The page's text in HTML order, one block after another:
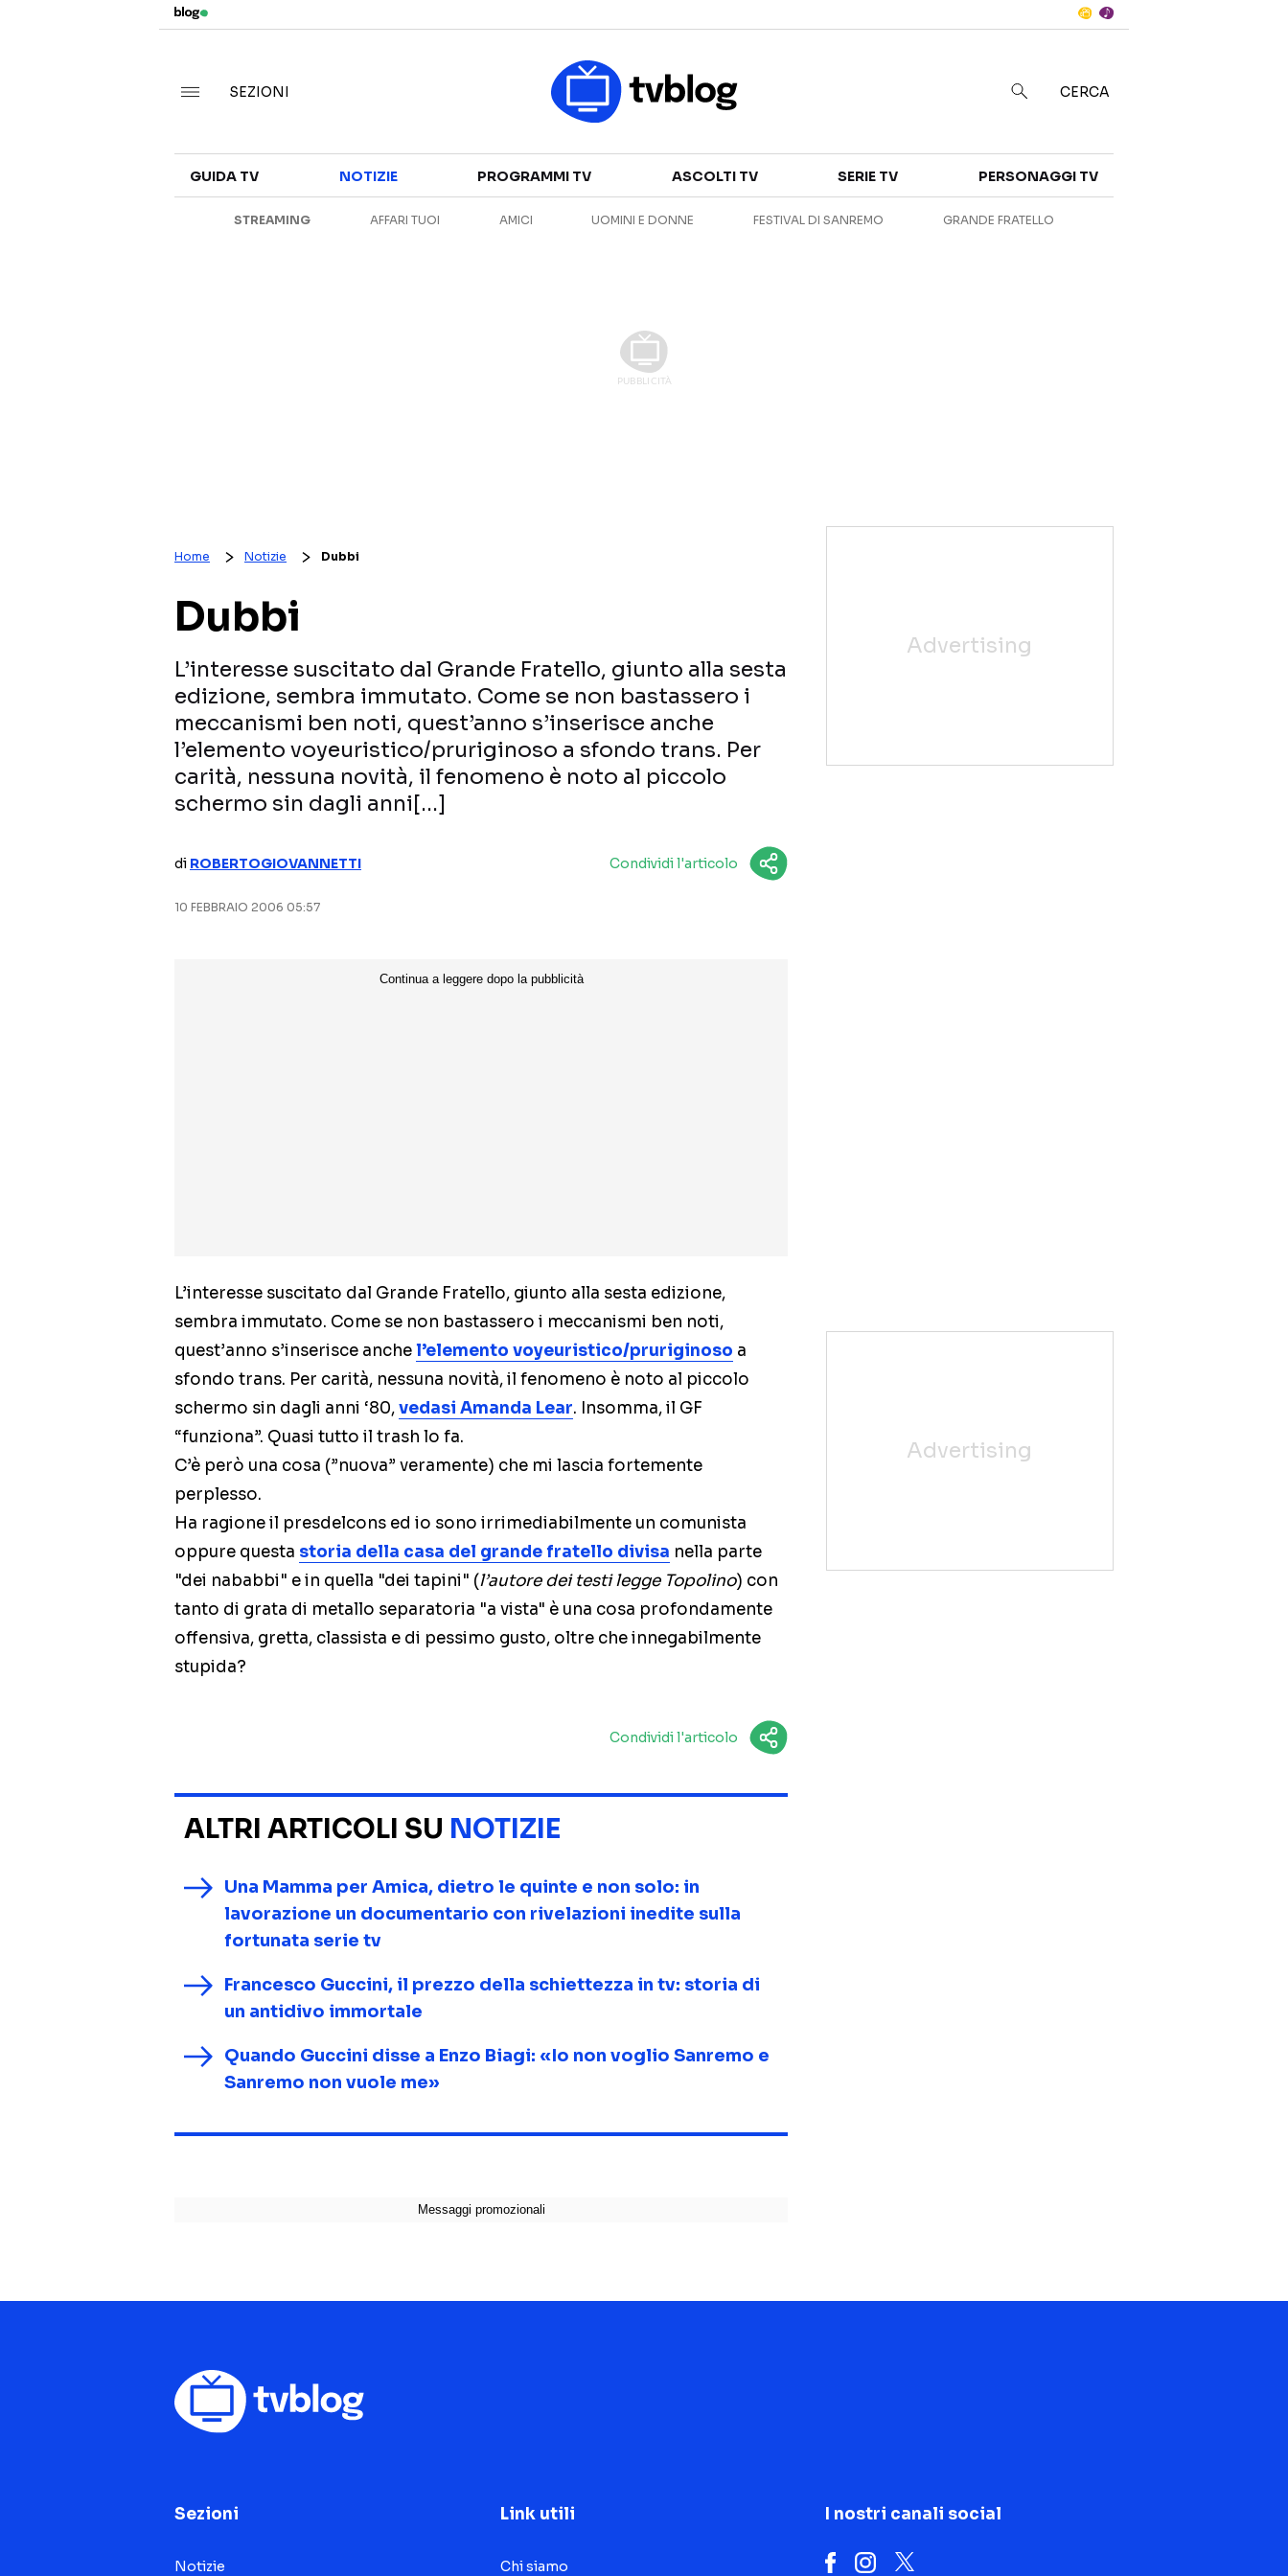
CANALI TV
SERIE TV
ANTEPRIME
SEZIONI CERCA
GUIDA TV NOTIZIE PROGRAMMI TV ASCOLTI TV SERIE TV PERSONAGGI TV
STREAMING AFFARI TUOI AMICI UOMINI E DONNE FESTIVAL DI SANREMO GRANDE FRATELLO
Home Notizie Dubbi
Dubbi
L’interesse suscitato dal Grande Fratello, giunto alla sesta
edizione, sembra immutato. Come se non bastassero i
meccanismi ben noti, quest’anno s’inserisce anche
l’elemento voyeuristico/pruriginoso a sfondo trans. Per
carità, nessuna novità, il fenomeno è noto al piccolo
schermo sin dagli anni[…]
di ROBERTOGIOVANNETTI Condividi l'articolo
10 FEBBRAIO 2006 05:57
L’interesse suscitato dal Grande Fratello, giunto alla sesta edizione,
sembra immutato. Come se non bastassero i meccanismi ben noti,
quest’anno s’inserisce anchel’elemento voyeuristico/pruriginoso a
sfondo trans. Per carità, nessuna novità, il fenomeno è noto al piccolo
schermo sin dagli anni ‘80,vedasi Amanda Lear. Insomma, il GF
“funziona”. Quasi tutto il trash lo fa.
C’è però una cosa (”nuova” veramente) che mi lascia fortemente
perplesso.
Ha ragione il presdelcons ed io sono irrimediabilmente un comunista
oppure questa storia della casa del grande fratello divisa nella parte
"dei nababbi" e in quella "dei tapini" (l’autore dei testi legge Topolino) con
tanto di grata di metallo separatoria "a vista" è una cosa profondamente
offensiva, gretta, classista e di pessimo gusto, oltre che innegabilmente
stupida?
Condividi l'articolo
ALTRI ARTICOLI SU NOTIZIE
Una Mamma per Amica, dietro le quinte e non solo: in
lavorazione un documentario con rivelazioni inedite sulla
fortunata serie tv
Francesco Guccini, il prezzo della schiettezza in tv: storia di
un antidivo immortale
Quando Guccini disse a Enzo Biagi: «Io non voglio Sanremo e
Sanremo non vuole me»
Sezioni
Notizie
Link utili
Chi siamo
I nostri canali social